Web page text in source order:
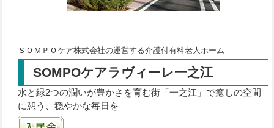
ＳＯＭＰＯケア株式会社の運営する介護付有料老人ホーム
SOMPOケアラヴィーレ一之江
水と緑2つの潤いが豊かさを育む街「一之江」で癒しの空間
に憩う、穏やかな毎日を
入居金0円プランあり